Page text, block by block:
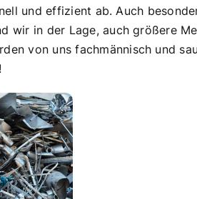
und effizient ab. Auch
wir in der Lage, auch größere
von uns fachmännisch und